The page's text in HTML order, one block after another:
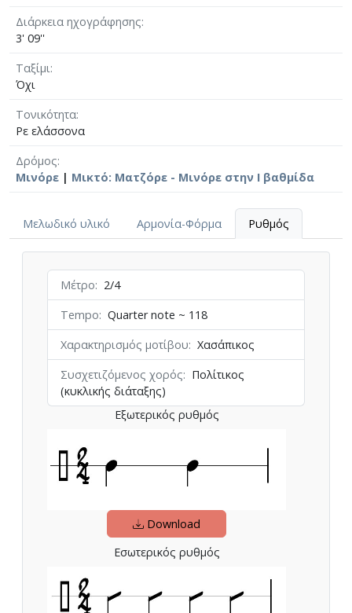
Διάρκεια ηχογράφησης
3' 09''
Ταξίμι
Όχι
Τονικότητα
Ρε ελάσσονα
Δρόμος
Μινόρε | Μικτό: Ματζόρε - Μινόρε στην Ι βαθμίδα
Μελωδικό υλικό Αρμονία-Φόρμα Ρυθμός
Μέτρο
2/4
Tempo
Quarter note ~ 118
Χαρακτηρισμός μοτίβου
Χασάπικος
Συσχετιζόμενος χορός
Πολίτικος
(κυκλικής διάταξης)
Εξωτερικός ρυθμός
Download
Εσωτερικός ρυθμός